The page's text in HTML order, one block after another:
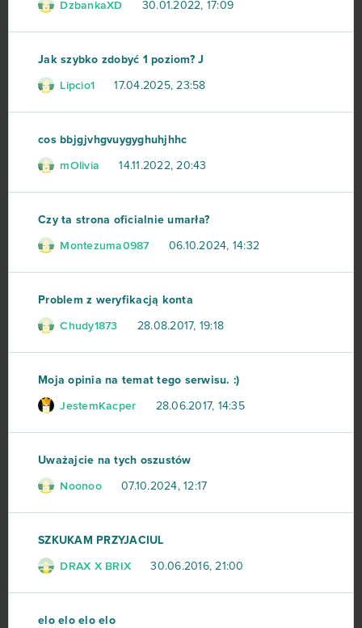
DzbankaXD 30.01.2022, 17:09
Jak szybko zdobyć 1 poziom? J
Lipcio1 17.04.2025, 23:58
cos bbjgjvhgvuygyghuhjhhc
mOlivia 14.11.2022, 20:43
Czy ta strona oficialnie umarła?
Montezuma0987 06.10.2024, 14:32
Problem z weryfikacją konta
Chudy1873 28.08.2017, 19:18
Moja opinia na temat tego serwisu. :)
JestemKacper 28.06.2017, 14:35
Uważajcie na tych oszustów
Noonoo 07.10.2024, 12:17
SZKUKAM PRZYJACIUL
DRAX X BRIX 30.06.2016, 21:00
elo elo elo elo